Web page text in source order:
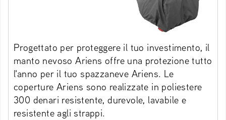
Progettato per proteggere il tuo investimento, il
manto nevoso Ariens offre una protezione tutto
l'anno per il tuo spazzaneve Ariens. Le
coperture Ariens sono realizzate in poliestere
300 denari resistente, durevole, lavabile e
resistente agli strappi.